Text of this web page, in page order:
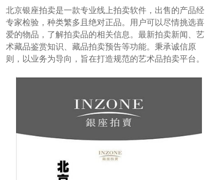
北京银座拍卖是一款专业线上拍卖软件，出售的产品经
专家检验，种类繁多且绝对正品。用户可以尽情挑选喜
爱的物品，了解拍卖品的相关信息。最新拍卖新闻、艺
术藏品鉴赏知识、藏品拍卖预告等功能。秉承诚信原
则，以业务为导向，旨在打造规范的艺术品拍卖平台。